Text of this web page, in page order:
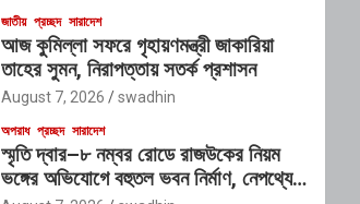
জাতীয় প্রচ্ছদ সারাদেশ
আজ কুমিল্লা সফরে গৃহায়ণমন্ত্রী জাকারিয়া
তাহের সুমন, নিরাপত্তায় সতর্ক প্রশাসন
August 7, 2026 swadhin
অপরাধ প্রচ্ছদ সারাদেশ
স্মৃতি দ্বার–৮ নম্বর রোডে রাজউকের নিয়ম
ভঙ্গের অভিযোগে বহুতল ভবন নির্মাণ, নেপথ্যে